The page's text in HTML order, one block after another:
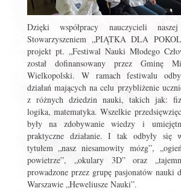
Dzięki współpracy nauczycieli
Stowarzyszeniem „PIĄTKA DLA
projekt pt. „Festiwal Nauki Młodego
został dofinansowany przez Gminę
Wielkopolski. W ramach festiwalu
działań mających na celu przybliżenie
z różnych dziedzin nauki, takich jak:
logika, matematyka. Wszelkie
były na zdobywanie wiedzy i
praktyczne działanie. I tak odbyły się
tytułem „nasz niesamowity mózg”,
powietrze”, „okulary 3D” oraz
prowadzone przez grupę pasjonatów nauki
Warszawie „Heweliusze Nauki”.